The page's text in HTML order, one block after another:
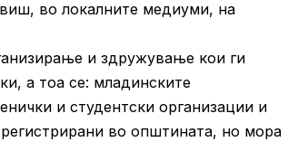
во локалните медиуми, на
и здружување кои ги
а тоа се: младинските
и студентски организации и
во општината, но мора